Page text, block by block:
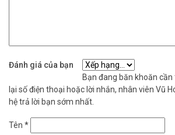
sống động ngay cả trong trong bóng tối
bạn xem được các chi tiết quan trọng mà vốn
có tính năng này.
Thiết kế thanh lịch bền bỉ
ngôi nhà. Thiết bị này cũng có khả năng
Đánh giá của bạn
Bạn đang băn khoăn
lại số điện thoại hoặc lời nhắn, nhân viên Vũ
hệ trả lời bạn sớm nhất.
Tên *